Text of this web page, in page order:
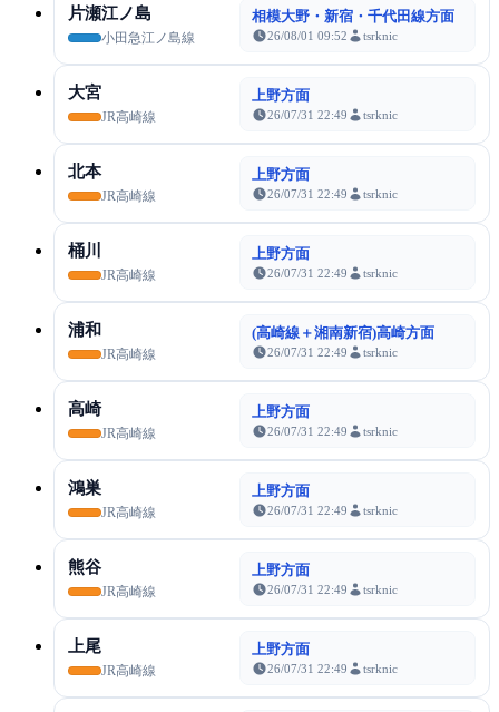
片瀬江ノ島
小田急江ノ島線
相模大野・新宿・千代田線方面
26/08/01 09:52 tsrknic
大宮
JR高崎線
上野方面
26/07/31 22:49 tsrknic
北本
JR高崎線
上野方面
26/07/31 22:49 tsrknic
桶川
JR高崎線
上野方面
26/07/31 22:49 tsrknic
浦和
JR高崎線
(高崎線＋湘南新宿)高崎方面
26/07/31 22:49 tsrknic
高崎
JR高崎線
上野方面
26/07/31 22:49 tsrknic
鴻巣
JR高崎線
上野方面
26/07/31 22:49 tsrknic
熊谷
JR高崎線
上野方面
26/07/31 22:49 tsrknic
上尾
JR高崎線
上野方面
26/07/31 22:49 tsrknic